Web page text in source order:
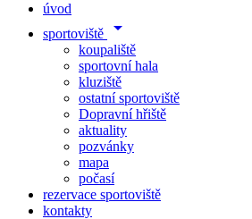
úvod
sportoviště
arrow_drop_down
koupaliště
sportovní hala
kluziště
ostatní sportoviště
Dopravní hřiště
aktuality
pozvánky
mapa
počasí
rezervace sportoviště
kontakty